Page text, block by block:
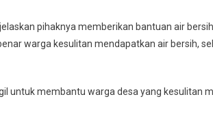
pihaknya memberikan bantuan air
warga kesulitan mendapatkan air bersih,
untuk membantu warga desa yang kesulitan